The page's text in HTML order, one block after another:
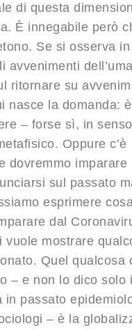
di questa
È innegabile però
Se si osserva
avvenimenti
ritornare su
nasce la domanda:
– forse sì, in senso
Oppure c’è
dovremmo imparare
sul passato
esprimere
dal
vuole mostrare
Quel qualcosa
– e non lo dico solo
in passato
– è la